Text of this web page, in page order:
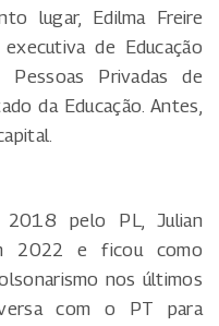
lugar, Edilma Freire
de Educação
Privadas de
da Educação. Antes,
2018 pelo PL, Julian
2022 e ficou como
nos últimos
com o PT para